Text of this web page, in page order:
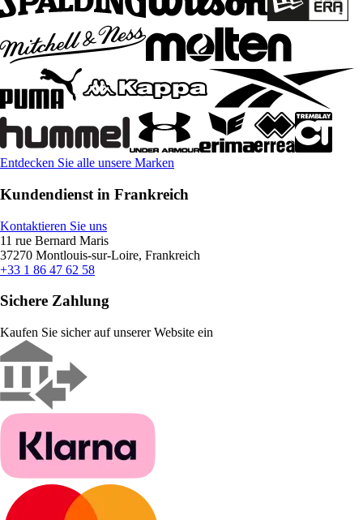
Entdecken Sie alle unsere Marken
Kundendienst in Frankreich
Kontaktieren Sie uns
11 rue Bernard Maris
37270 Montlouis-sur-Loire, Frankreich
+33 1 86 47 62 58
Sichere Zahlung
Kaufen Sie sicher auf unserer Website ein